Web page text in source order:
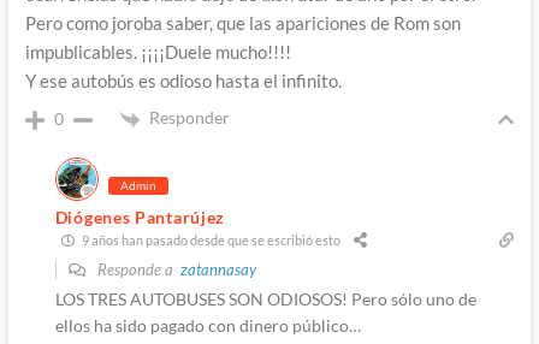
Pero como joroba saber, que las apariciones de Rom son
impublicables. ¡¡¡¡Duele mucho!!!!
Y ese autobús es odioso hasta el infinito.
0 Responder
Admin
Diógenes Pantarújez
9 años han pasado desde que se escribió esto
Responde a zatannasay
LOS TRES AUTOBUSES SON ODIOSOS! Pero sólo uno de
ellos ha sido pagado con dinero público…